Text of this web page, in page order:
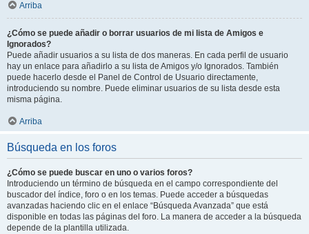
Arriba
¿Cómo se puede añadir o borrar usuarios de mi lista de Amigos e
Ignorados?
Puede añadir usuarios a su lista de dos maneras. En cada perfil de usuario
hay un enlace para añadirlo a su lista de Amigos y/o Ignorados. También
puede hacerlo desde el Panel de Control de Usuario directamente,
introduciendo su nombre. Puede eliminar usuarios de su lista desde esta
misma página.
Arriba
Búsqueda en los foros
¿Cómo se puede buscar en uno o varios foros?
Introduciendo un término de búsqueda en el campo correspondiente del
buscador del índice, foro o en los temas. Puede acceder a búsquedas
avanzadas haciendo clic en el enlace “Búsqueda Avanzada” que está
disponible en todas las páginas del foro. La manera de acceder a la búsqueda
depende de la plantilla utilizada.